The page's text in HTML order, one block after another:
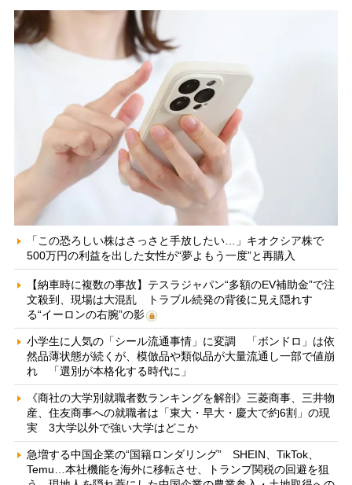
「この恐ろしい株はさっさと手放したい…」キオクシア株で
500万円の利益を出した女性が“夢よもう一度”と再購入
【納車時に複数の事故】テスラジャパン“多額のEV補助金”で注
文殺到、現場は大混乱 トラブル続発の背後に見え隠れす
る“イーロンの右腕”の影
小学生に人気の「シール流通事情」に変調 「ボンドロ」は依
然品薄状態が続くが、模倣品や類似品が大量流通し一部で値崩
れ 「選別が本格化する時代に」
《商社の大学別就職者数ランキングを解剖》三菱商事、三井物
産、住友商事への就職者は「東大・早大・慶大で約6割」の現
実 3大学以外で強い大学はどこか
急増する中国企業の“国籍ロンダリング” SHEIN、TikTok、
Temu…本社機能を海外に移転させ、トランプ関税の回避を狙